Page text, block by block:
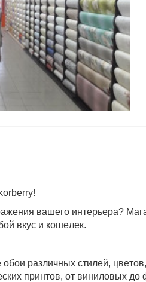
вашего интерьера?
вкус и кошелек.
различных стилей,
принтов, от виниловых